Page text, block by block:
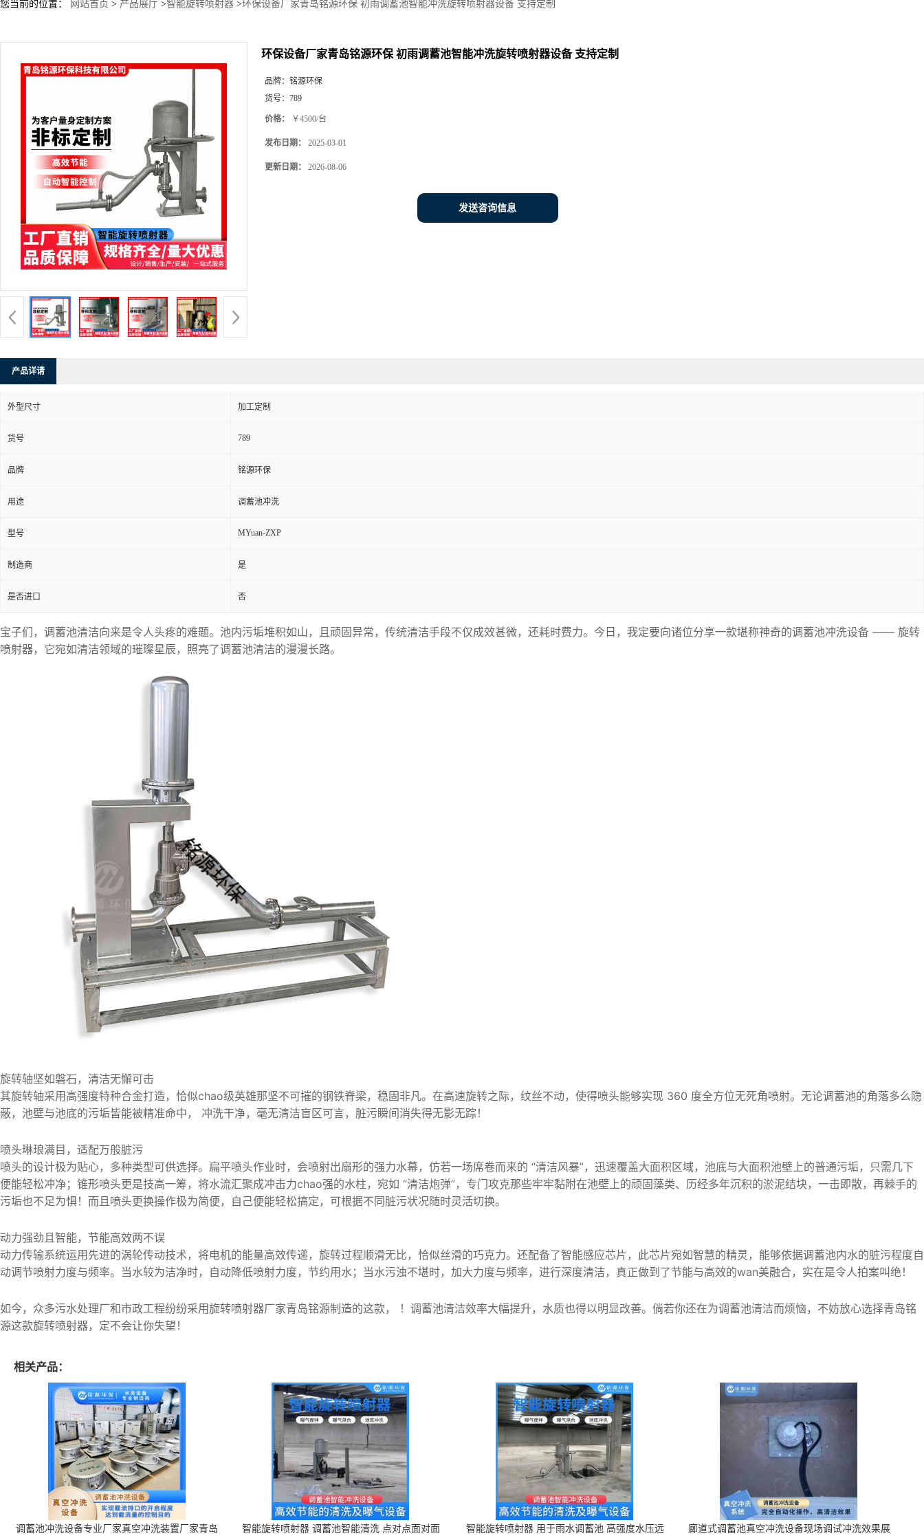
您当前的位置： 网站首页 > 产品展厅 >智能旋转喷射器 >环保设备厂家青岛铭源环保 初雨调蓄池智能冲洗旋转喷射器设备 支持定制
环保设备厂家青岛铭源环保 初雨调蓄池智能冲洗旋转喷射器设备 支持定制
品牌： 铭源环保
货号： 789
价格： ￥4500/台
发布日期： 2025-03-01
更新日期： 2026-08-06
发送咨询信息
产品详请
外型尺寸 加工定制
货号 789
品牌 铭源环保
用途 调蓄池冲洗
型号 MYuan-ZXP
制造商 是
是否进口 否
宝子们，调蓄池清洁向来是令人头疼的难题。池内污垢堆积如山，且顽固异常，传统清洁手段不仅成效甚微，还耗时费力。今日，我定要向诸位分享一款堪称神奇的调蓄池冲洗设备 —— 旋转
喷射器，它宛如清洁领域的璀璨星辰，照亮了调蓄池清洁的漫漫长路。
旋转轴坚如磐石，清洁无懈可击
其旋转轴采用高强度特种合金打造，恰似chao级英雄那坚不可摧的钢铁脊梁，稳固非凡。在高速旋转之际，纹丝不动，使得喷头能够实现 360 度全方位无死角喷射。无论调蓄池的角落多么隐
蔽，池壁与池底的污垢皆能被精准命中， 冲洗干净，毫无清洁盲区可言，脏污瞬间消失得无影无踪！
喷头琳琅满目，适配万般脏污
喷头的设计极为贴心，多种类型可供选择。扁平喷头作业时，会喷射出扇形的强力水幕，仿若一场席卷而来的 “清洁风暴”，迅速覆盖大面积区域，池底与大面积池壁上的普通污垢，只需几下
便能轻松冲净；锥形喷头更是技高一筹，将水流汇聚成冲击力chao强的水柱，宛如 “清洁炮弹”，专门攻克那些牢牢黏附在池壁上的顽固藻类、历经多年沉积的淤泥结块，一击即散，再棘手的
污垢也不足为惧！而且喷头更换操作极为简便，自己便能轻松搞定，可根据不同脏污状况随时灵活切换。
动力强劲且智能，节能高效两不误
动力传输系统运用先进的涡轮传动技术，将电机的能量高效传递，旋转过程顺滑无比，恰似丝滑的巧克力。还配备了智能感应芯片，此芯片宛如智慧的精灵，能够依据调蓄池内水的脏污程度自
动调节喷射力度与频率。当水较为洁净时，自动降低喷射力度，节约用水；当水污浊不堪时，加大力度与频率，进行深度清洁，真正做到了节能与高效的wan美融合，实在是令人拍案叫绝！
如今，众多污水处理厂和市政工程纷纷采用旋转喷射器厂家青岛铭源制造的这款， ！调蓄池清洁效率大幅提升，水质也得以明显改善。倘若你还在为调蓄池清洁而烦恼，不妨放心选择青岛铭
源这款旋转喷射器，定不会让你失望！
相关产品：
调蓄池冲洗设备专业厂家真空冲洗装置厂家青岛 智能旋转喷射器 调蓄池智能清洗 点对点面对面 智能旋转喷射器 用于雨水调蓄池 高强度水压远 廊道式调蓄池真空冲洗设备现场调试冲洗效果展